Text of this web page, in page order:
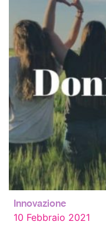
Innovazione
10 Febbraio 2021